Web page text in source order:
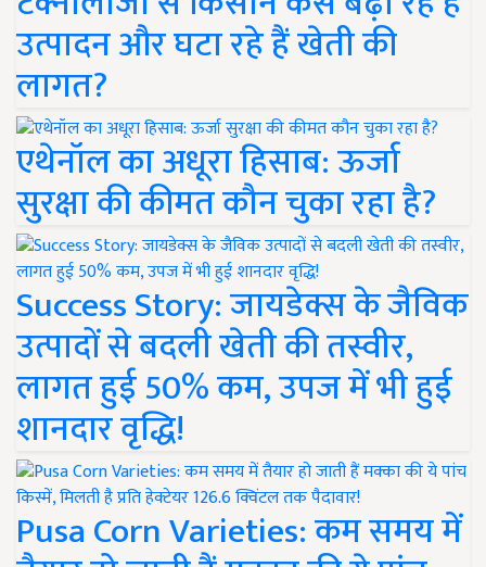
उत्पादन और घटा रहे हैं खेती की
लागत?
एथेनॉल का अधूरा हिसाब: ऊर्जा
सुरक्षा की कीमत कौन चुका रहा है?
Success Story: जायडेक्स के जैविक
उत्पादों से बदली खेती की तस्वीर,
लागत हुई 50% कम, उपज में भी हुई
शानदार वृद्धि!
Pusa Corn Varieties: कम समय में